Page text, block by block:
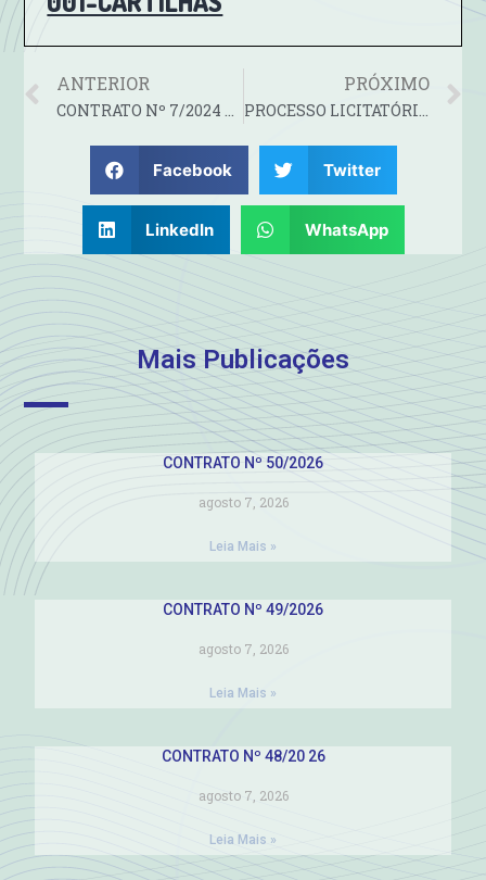
ANTERIOR
CONTRATO Nº 7/2024 – CONTRATAÇÃO DE EMPRESA PARA PRESTAR SERVIÇOS DE REPARO EM CALÇADAS DE PAVER, PETIT PAVE, CONCRETO ENTRE OUTRAS, INCLUINDO A RECOLOCAÇÃO DE REVESTIMENTO VIÁRIO DE PARALELEPÍPEDOS E LAJOTAS, QUANTIDADE DE 1.000 M².
PRÓXIMO
PROCESSO LICITATÓRIO Nº 12/2024-
Facebook Twitter
LinkedIn WhatsApp
Mais Publicações
CONTRATO Nº 50/2026
agosto 7, 2026
Leia Mais »
CONTRATO Nº 49/2026
agosto 7, 2026
Leia Mais »
CONTRATO Nº 48/20 26
agosto 7, 2026
Leia Mais »